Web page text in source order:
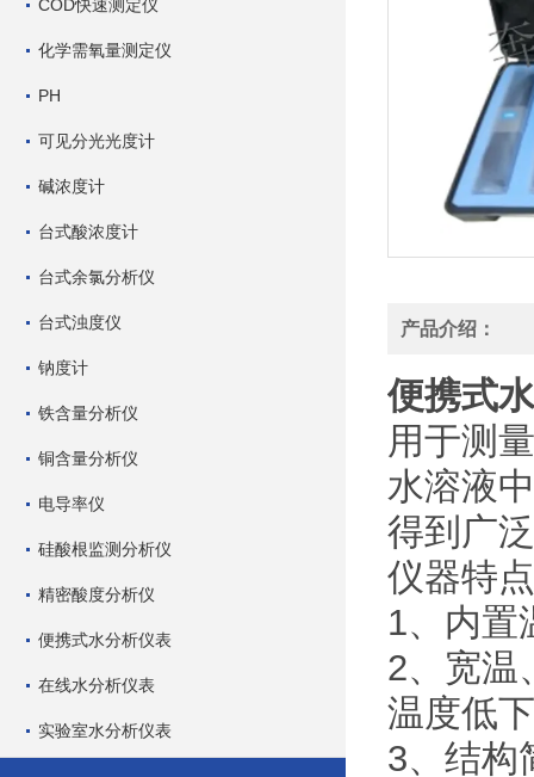
COD快速测定仪
化学需氧量测定仪
PH
可见分光光度计
碱浓度计
台式酸浓度计
台式余氯分析仪
台式浊度仪
钠度计
铁含量分析仪
铜含量分析仪
电导率仪
硅酸根监测分析仪
精密酸度分析仪
便携式水分析仪表
在线水分析仪表
实验室水分析仪表
产品介绍：
便携式
用于测
水溶液
得到广
仪器特点
1、内置
2、宽温
温度低
3、结构